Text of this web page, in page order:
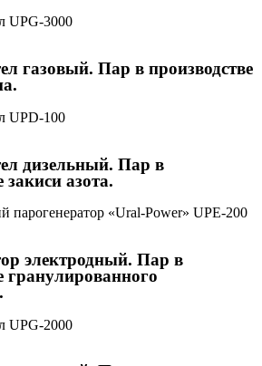
газовый. Пар в производстве
дизельный. Пар в
закиси азота.
электродный. Пар в
гранулированного